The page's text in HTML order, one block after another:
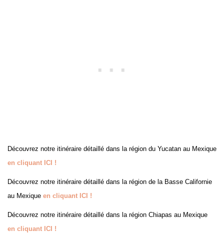
Découvrez notre itinéraire détaillé dans la région du Yucatan au Mexique
en cliquant ICI !
Découvrez notre itinéraire détaillé dans la région de la Basse Californie
au Mexique en cliquant ICI !
Découvrez notre itinéraire détaillé dans la région Chiapas au Mexique
en cliquant ICI !